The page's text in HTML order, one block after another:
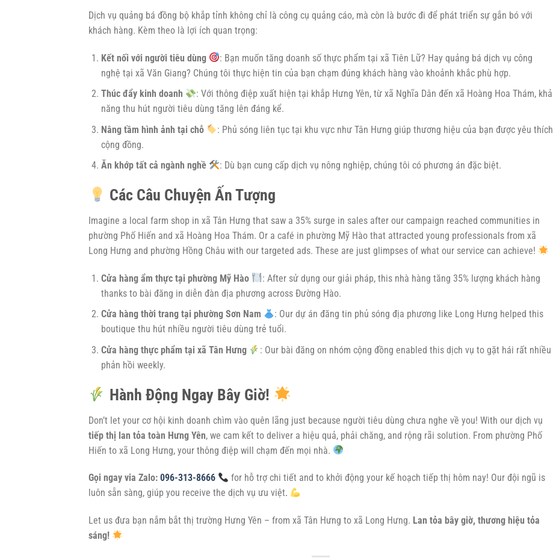
Dịch vụ quảng bá đồng bộ khắp tỉnh không chỉ là công cụ quảng cáo, mà còn là bước đi để phát triển sự gắn bó với
khách hàng. Kèm theo là lợi ích quan trọng:
Kết nối với người tiêu dùng
: Bạn muốn tăng doanh số thực phẩm tại xã Tiên Lữ? Hay quảng bá dịch vụ công
nghệ tại xã Văn Giang? Chúng tôi thực hiện tin của bạn chạm đúng khách hàng vào khoảnh khắc phù hợp.
Thúc đẩy kinh doanh
: Với thông điệp xuất hiện tại khắp Hưng Yên, từ xã Nghĩa Dân đến xã Hoàng Hoa Thám, khả
năng thu hút người tiêu dùng tăng lên đáng kể.
Nâng tầm hình ảnh tại chỗ
: Phủ sóng liên tục tại khu vực như Tân Hưng giúp thương hiệu của bạn được yêu thích
cộng đồng.
Ăn khớp tất cả ngành nghề
: Dù bạn cung cấp dịch vụ nông nghiệp, chúng tôi có phương án đặc biệt.
Các Câu Chuyện Ấn Tượng
Imagine a local farm shop in xã Tân Hưng that saw a 35% surge in sales after our campaign reached communities in
phường Phố Hiến and xã Hoàng Hoa Thám. Or a café in phường Mỹ Hào that attracted young professionals from xã
Long Hưng and phường Hồng Châu with our targeted ads. These are just glimpses of what our service can achieve!
Cửa hàng ẩm thực tại phường Mỹ Hào
: After sử dụng our giải pháp, this nhà hàng tăng 35% lượng khách hàng
thanks to bài đăng in diễn đàn địa phương across Đường Hào.
Cửa hàng thời trang tại phường Sơn Nam
: Our dự án đăng tin phủ sóng địa phương like Long Hưng helped this
boutique thu hút nhiều người tiêu dùng trẻ tuổi.
Cửa hàng thực phẩm tại xã Tân Hưng
: Our bài đăng on nhóm cộng đồng enabled this dịch vụ to gặt hái rất nhiều
phản hồi weekly.
Hành Động Ngay Bây Giờ!
Don’t let your cơ hội kinh doanh chìm vào quên lãng just because người tiêu dùng chưa nghe về you! With our dịch vụ
tiếp thị lan tỏa toàn Hưng Yên, we cam kết to deliver a hiệu quả, phải chăng, and rộng rãi solution. From phường Phố
Hiến to xã Long Hưng, your thông điệp will chạm đến mọi nhà.
Gọi ngay via Zalo: 096-313-8666
for hỗ trợ chi tiết and to khởi động your kế hoạch tiếp thị hôm nay! Our đội ngũ is
luôn sẵn sàng, giúp you receive the dịch vụ ưu việt.
Let us đưa bạn nắm bắt thị trường Hưng Yên – from xã Tân Hưng to xã Long Hưng. Lan tỏa bây giờ, thương hiệu tỏa
sáng!